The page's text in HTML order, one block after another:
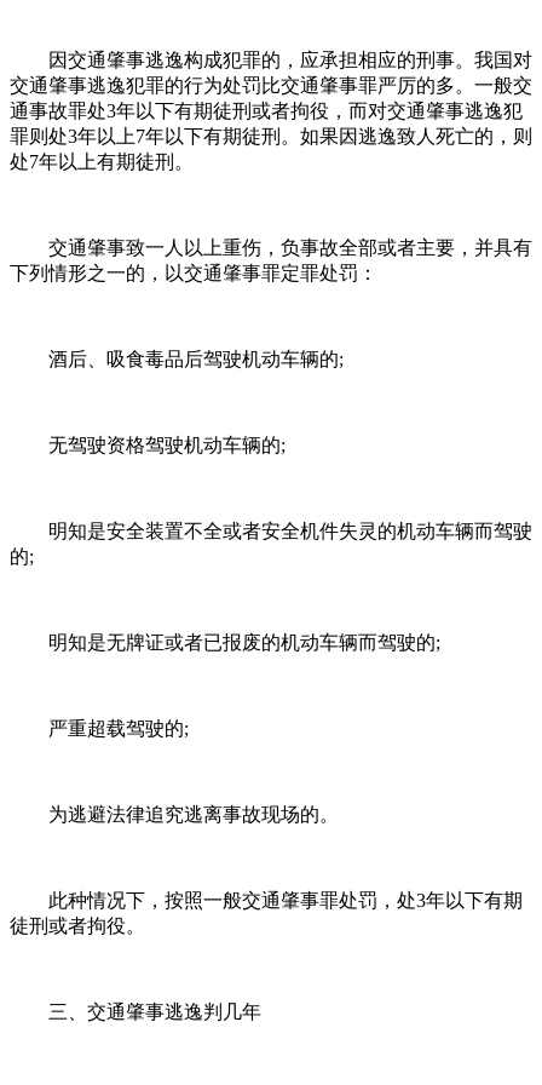
因交通肇事逃逸构成犯罪的，应承担相应的刑事。我国对
交通肇事逃逸犯罪的行为处罚比交通肇事罪严厉的多。一般交
通事故罪处3年以下有期徒刑或者拘役，而对交通肇事逃逸犯
罪则处3年以上7年以下有期徒刑。如果因逃逸致人死亡的，则
处7年以上有期徒刑。
交通肇事致一人以上重伤，负事故全部或者主要，并具有
下列情形之一的，以交通肇事罪定罪处罚：
酒后、吸食毒品后驾驶机动车辆的;
无驾驶资格驾驶机动车辆的;
明知是安全装置不全或者安全机件失灵的机动车辆而驾驶
的;
明知是无牌证或者已报废的机动车辆而驾驶的;
严重超载驾驶的;
为逃避法律追究逃离事故现场的。
此种情况下，按照一般交通肇事罪处罚，处3年以下有期
徒刑或者拘役。
三、交通肇事逃逸判几年